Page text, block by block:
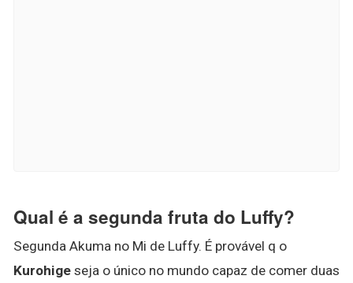
Qual é a segunda fruta do Luffy?
Segunda Akuma no Mi de Luffy. É provável q o
Kurohige seja o único no mundo capaz de comer duas